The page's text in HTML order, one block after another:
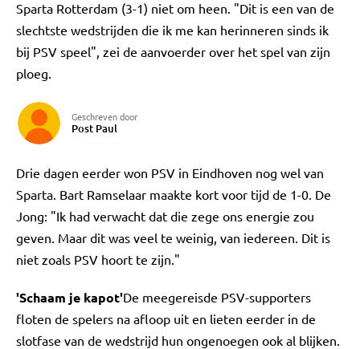
Sparta Rotterdam (3-1) niet om heen. "Dit is een van de
slechtste wedstrijden die ik me kan herinneren sinds ik
bij PSV speel", zei de aanvoerder over het spel van zijn
ploeg.
Geschreven door
Post Paul
Drie dagen eerder won PSV in Eindhoven nog wel van
Sparta. Bart Ramselaar maakte kort voor tijd de 1-0. De
Jong: "Ik had verwacht dat die zege ons energie zou
geven. Maar dit was veel te weinig, van iedereen. Dit is
niet zoals PSV hoort te zijn."
'Schaam je kapot'De meegereisde PSV-supporters
floten de spelers na afloop uit en lieten eerder in de
slotfase van de wedstrijd hun ongenoegen ook al blijken.